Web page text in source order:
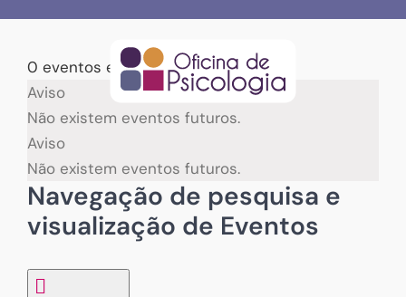
content0 eventos encontrados.
Eventos
for
31/01/2025
Aviso
Não existem eventos futuros.
Aviso
Não existem eventos futuros.
Navegação de pesquisa e
visualização de Eventos